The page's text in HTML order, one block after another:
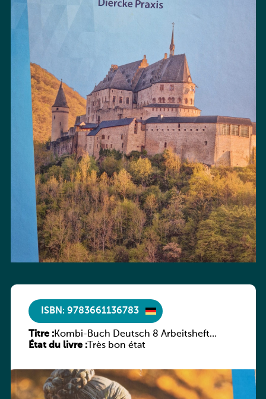
ISBN: 9783661136783
Titre :Kombi-Buch Deutsch 8 Arbeitsheft
(Neue Ausgabe Luxemburg)
État du livre :Très bon état